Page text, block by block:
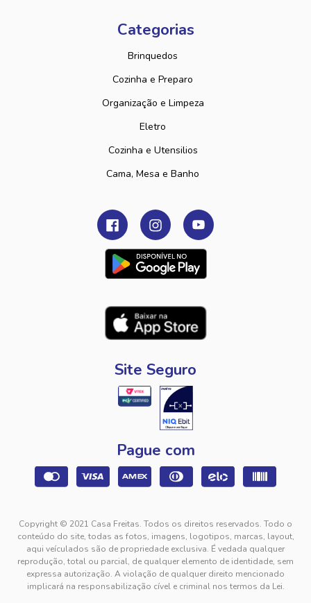
Categorias
Brinquedos
Cozinha e Preparo
Organização e Limpeza
Eletro
Cozinha e Utensilios
Cama, Mesa e Banho
Site Seguro
Pague com
Copyright © 2021 Casa Freitas. Todos os direitos reservados. Todo o
conteúdo do site, todas as fotos, imagens, logotipos, marcas, layout,
aqui veículados são de propriedade exclusiva. É vedada qualquer
reprodução, total ou parcial, de qualquer elemento de identidade, sem
expressa autorização. A violação de qualquer direito mencionado
implicará na responsabilização cível e criminal nos termos da Lei.